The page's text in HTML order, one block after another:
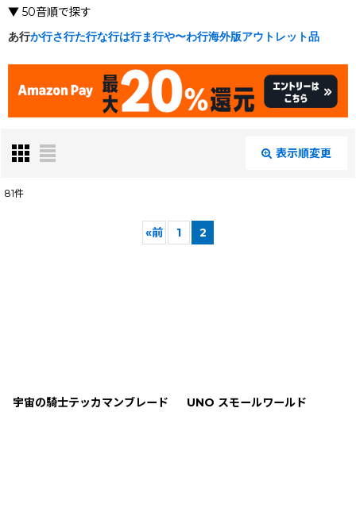
▼ 50音順で探す
あ行か行さ行た行な行は行ま行や〜わ行海外版アウトレット品
表示順変更
81件
«前 1 2
宇宙の騎士テッカマンブレード UNO スモールワールド